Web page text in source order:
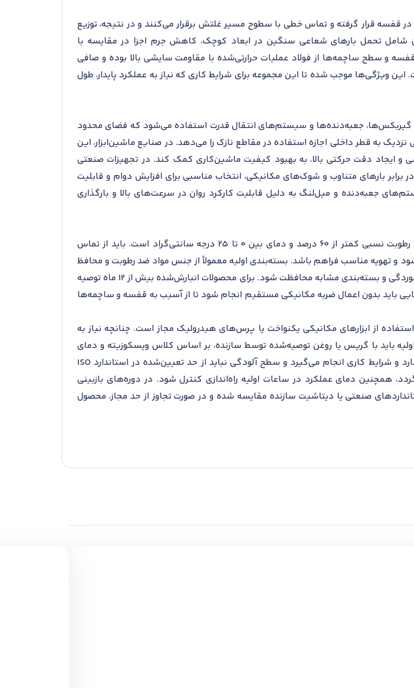
قرار گرفته و تماس خطی با سطوح مسیر غلتش برقرار می‌کنند و در نتیجه، توزیع
شامل تحمل بارهای شعاعی سنگین در ابعاد کوچک، کاهش جرم اجزا در مقایسه با
و سطح ساچمه‌ها از فولاد عملیات حرارتی‌شده با مقاومت سایشی بالا بوده و صافی
موجب شده تا این مجموعه برای شرایط کاری که نیاز به عملکرد پایدار، طول
گیربکس‌ها، جعبه‌دنده‌ها و سیستم‌های انتقال قدرت استفاده می‌شود که فضای محدود
نزدیک به قطر داخلی اجازه استفاده در مقاطع نازک را می‌دهد. در صنایع ماشین‌ابزار، این
ایجاد دقت حرکتی بالا، به بهبود کیفیت ماشین‌کاری کمک کند. در تجهیزات صنعتی
بارهای متناوب و شوک‌های مکانیکی، انتخاب مناسبی برای افزایش دوام و قابلیت
جعبه‌دنده و میل‌لنگ به دلیل قابلیت کارکرد روان در سرعت‌های بالا و بارگذاری
شرایط استاندارد برای نگهداری این محصول شامل انبارش در محیط خشک با رطوبت نسبی کمتر از 60 درصد و دمای بین 0 تا 25 درجه سانتی‌گراد است. باید از تماس
و تهویه مناسب فراهم باشد. بسته‌بندی اولیه معمولاً از جنس مواد ضد رطوبت و محافظ
زنگ‌زدگی است و در صورت بازشدن زودهنگام، باید محصول مجدداً با مواد ضدخوردگی و بسته‌بندی مشابه محافظت شود. برای محصولات انبارش‌شده بیش از 12 ماه توصیه
باید بدون اعمال ضربه مکانیکی مستقیم انجام شود تا از آسیب به قفسه و ساچمه‌ها
از ابزارهای مکانیکی یکنواخت یا پرس‌های هیدرولیک مجاز است. چنانچه نیاز به
فراتر رود. روانکاری اولیه باید با گریس یا روغن توصیه‌شده توسط سازنده، بر اساس کلاس ویسکوزیته و دمای
کاری سیستم انجام شود. بازبینی روانکار بر اساس دوره‌های سرویس استاندارد و شرایط کاری انجام می‌گیرد و سطح آلودگی نباید از حد تعیین‌شده در استاندارد ISO
همچنین دمای عملکرد در ساعات اولیه راه‌اندازی کنترل شود. در دوره‌های بازبینی
صنعتی یا دیتاشیت سازنده مقایسه شده و در صورت تجاوز از حد مجاز، محصول